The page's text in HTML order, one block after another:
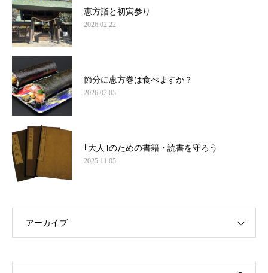
恵方詣と初寅参り
2026.02.22
節分に恵方巻は食べますか？
2026.02.05
｢大人｣のための書籍・読書を守ろう
2025.11.05
アーカイブ